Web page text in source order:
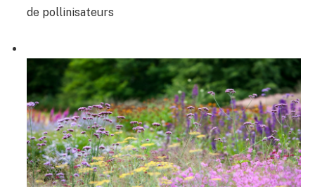
de pollinisateurs